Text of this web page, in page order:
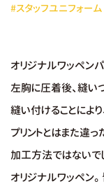
#スタッフユニフォーム
オリジナルワッペン
左胸に圧着後、縫い
縫い付けることによ
プリントとはまた違
加工方法ではないで
オリジナルワッペン